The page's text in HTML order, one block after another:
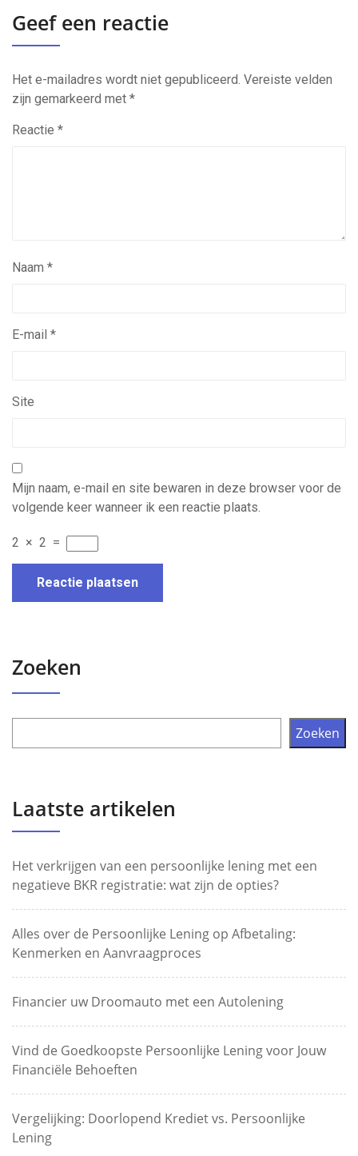
Geef een reactie
Het e-mailadres wordt niet gepubliceerd. Vereiste velden
zijn gemarkeerd met *
Reactie *
Naam *
E-mail *
Site
Mijn naam, e-mail en site bewaren in deze browser voor de
volgende keer wanneer ik een reactie plaats.
2 × 2 =
Zoeken
Zoeken
Laatste artikelen
Het verkrijgen van een persoonlijke lening met een
negatieve BKR registratie: wat zijn de opties?
Alles over de Persoonlijke Lening op Afbetaling:
Kenmerken en Aanvraagproces
Financier uw Droomauto met een Autolening
Vind de Goedkoopste Persoonlijke Lening voor Jouw
Financiële Behoeften
Vergelijking: Doorlopend Krediet vs. Persoonlijke
Lening